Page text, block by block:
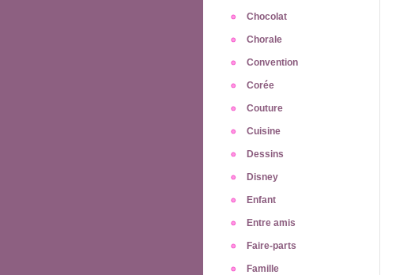
Chocolat
Chorale
Convention
Corée
Couture
Cuisine
Dessins
Disney
Enfant
Entre amis
Faire-parts
Famille